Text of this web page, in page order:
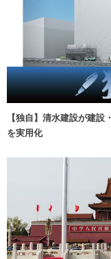
【独自】清水建設が建
を実用化